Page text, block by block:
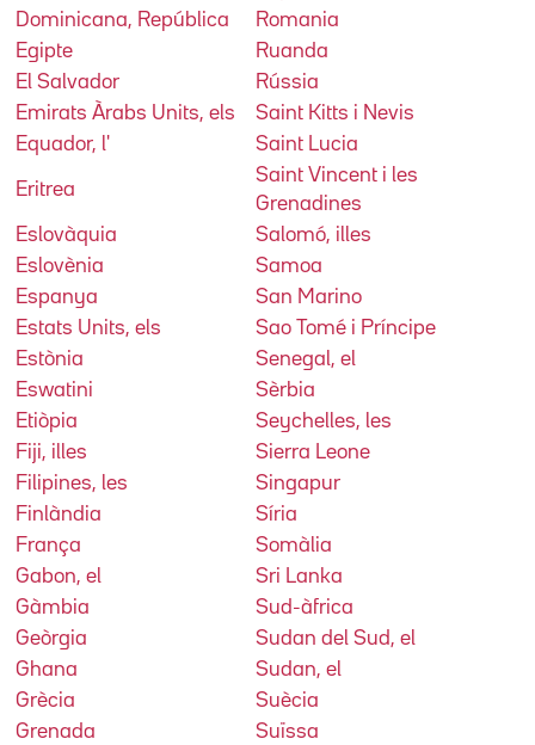
Dominicana, República
Romania
Egipte
Ruanda
El Salvador
Rússia
Emirats Àrabs Units, els
Saint Kitts i Nevis
Equador, l'
Saint Lucia
Eritrea
Saint Vincent i les
Grenadines
Eslovàquia
Salomó, illes
Eslovènia
Samoa
Espanya
San Marino
Estats Units, els
Sao Tomé i Príncipe
Estònia
Senegal, el
Eswatini
Sèrbia
Etiòpia
Seychelles, les
Fiji, illes
Sierra Leone
Filipines, les
Singapur
Finlàndia
Síria
França
Somàlia
Gabon, el
Sri Lanka
Gàmbia
Sud-àfrica
Geòrgia
Sudan del Sud, el
Ghana
Sudan, el
Grècia
Suècia
Grenada
Suïssa